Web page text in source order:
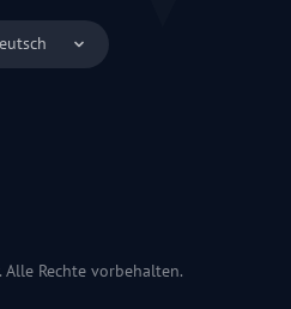
Rechte vorbehalten.